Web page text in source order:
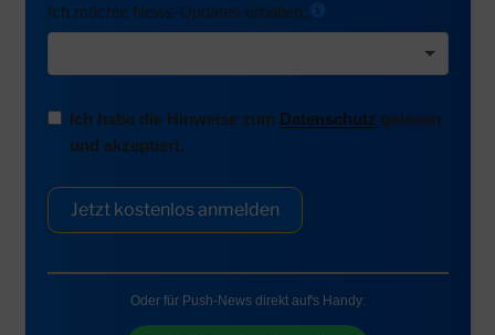
Ich möchte News-Updates erhalten:
Ich habe die Hinweise zum Datenschutz gelesen
und akzeptiert.
Jetzt kostenlos anmelden
Oder für Push-News direkt auf's Handy: